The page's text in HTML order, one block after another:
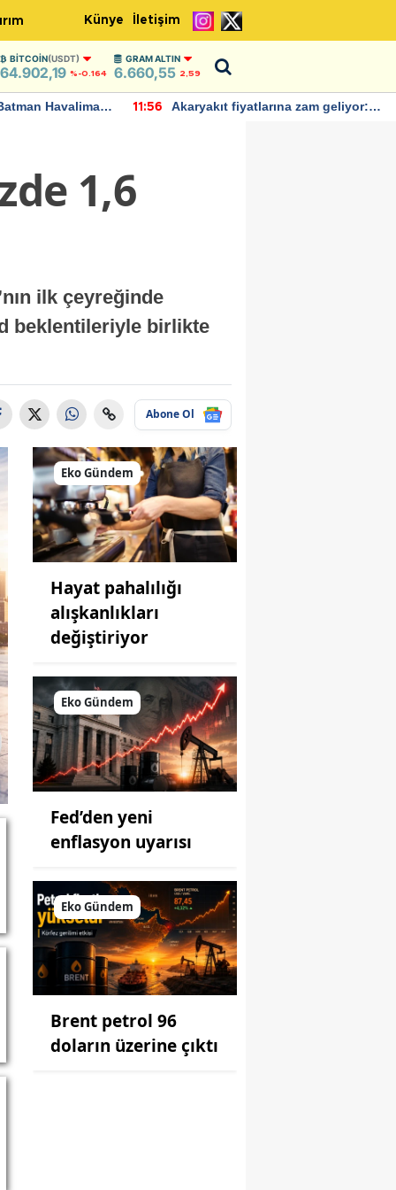
Künye İletişim
BITCOIN(USDT)
64.902,19 %-0.164
GRAM ALTIN
6.660,55 2,59
Havalimanı
11:56
Akaryakıt fiyatlarına zam geliyor:
1,6
ilk çeyreğinde
beklentileriyle birlikte
Abone Ol
Eko Gündem
Hayat pahalılığı
alışkanlıkları
değiştiriyor
Eko Gündem
Fed’den yeni
enflasyon uyarısı
Eko Gündem
Brent petrol 96
doların üzerine çıktı